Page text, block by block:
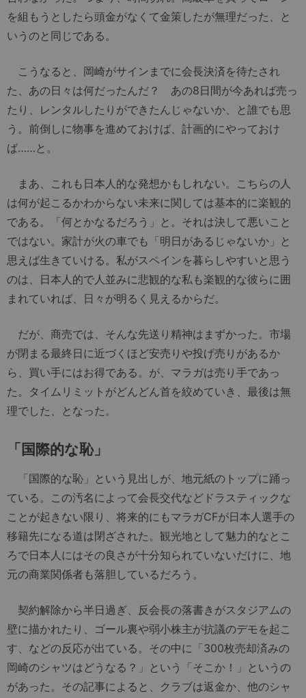
を組もうとしたら頭金がなくて金策したが無理だった、と
いうのと同じである。
こうなると、岡崎がサインまでに会長決済を待たされ
た、あの日々は何だったんだ？ あの8日間が今あれば売っ
たり、レンタルしたりができたんじゃないか、と誰でも思
う。前倒しに物事を進めておけば、計画的にやっておけ
ば……と。
まあ、これも日本人的な発想かもしれない。こちらの人
は何が起こるかわからない未来に関しては基本的に楽観的
である。「何とかなるだろう」と。それは決して悪いこと
ではない。家計が火の車でも「明日があるじゃないか」と
思えば生きていける。私がスペインを暮らしやすいと思う
のは、日本人的で人並みに悲観的な私も楽観的な彼らに囲
まれていれば、日々が明るく見えるからだ。
だが、商売では、そんな先送り精神はまずかった。市場
が閉まる最終日に近づくほど安売りや投げ売りがあるか
ら、買い手にはお得である。が、マラガは売り手であっ
た。タイムリミットがどんどん首を絞めていき、最後は無
理でした、となった。
「国際的な恥」
「国際的な恥」という見出しが、地元紙のトップに踊っ
ている。この汚名によって会長交代などドラスティックな
ことが起きない限り、将来的にもマラガCFが日本人選手の
移籍先になる道は閉ざされた。観光地として魅力的なとこ
ろで日本人にはその良さが十分知られていないだけに、地
元の商業関係者も落胆しているだろう。
契約解除から半日過ぎ、反会長の落書きがスタジアムの
壁に描かれたり、ゴール裏や弱小株主が抗議のデモを起こ
す、などの反応が出ている。その中に「300枚売却済みの
岡崎のシャツはどうなる？」という「そこか！」というの
があった。その記事によると、クラブは返金か、他のシャ